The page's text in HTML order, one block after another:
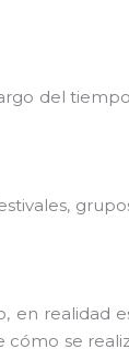
del
en realidad
cómo se